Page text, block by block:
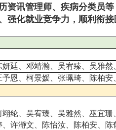
资讯管理师、疾病分类员
化就业竞争力，顺利衔接
廷、邓靖瀚、吴宥臻、吴雅
恩、柯景媛、张珮琦、陈柏安
纶、吴宥臻、吴雅然、巫宜
许瀞文、陈怡汝、陈柏安、